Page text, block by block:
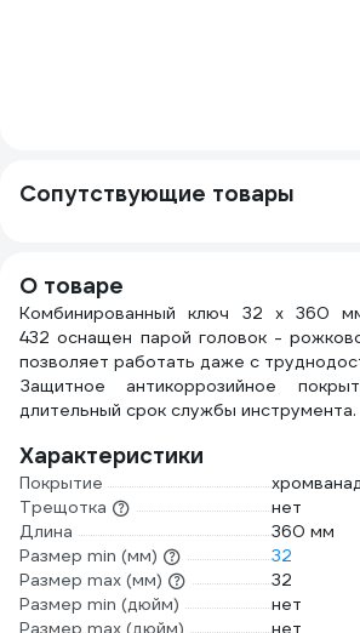
Сопутствующие товары
О товаре
Комбинированный ключ 32 x 360
432 оснащен парой головок -
позволяет работать даже с
Защитное антикоррозийное
длительный срок службы инструмента.
Характеристики
Покрытие
Трещотка
нет
Длина
360 мм
Размер min (мм)
32
Размер max (мм)
32
Размер min (дюйм)
нет
Размер max (дюйм)
нет